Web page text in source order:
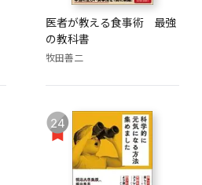
ロバート・マクーン
医者が教える食事術 最強
の教科書
牧田善二
24